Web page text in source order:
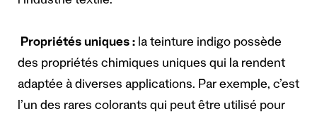
Propriétés uniques : la teinture indigo possède
des propriétés chimiques uniques qui la rendent
adaptée à diverses applications. Par exemple, c’est
l’un des rares colorants qui peut être utilisé pour